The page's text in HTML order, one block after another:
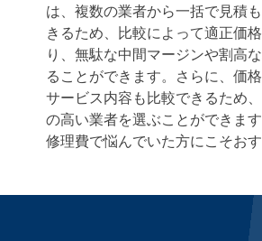
は、複数の業者から一括で見積
きるため、比較によって適正価
り、無駄な中間マージンや割高
ることができます。さらに、価
サービス内容も比較できるため
の高い業者を選ぶことができま
修理費で悩んでいた方にこそおす